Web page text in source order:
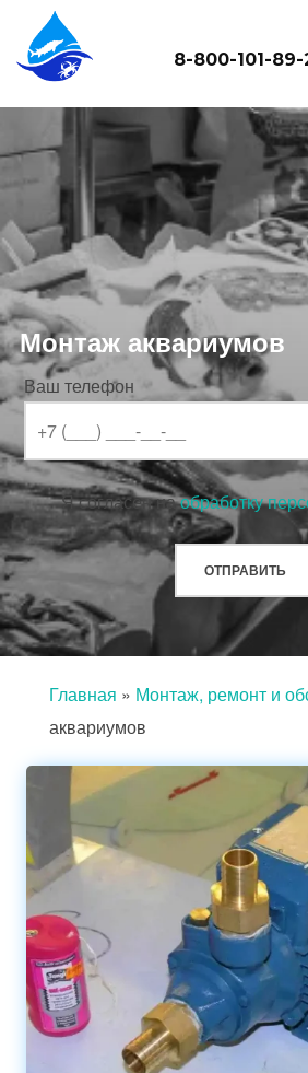
8-800-101-89-
Монтаж аквариумов
Ваш телефон
Я согласен наобработку
Главная » Монтаж, ремонт и
аквариумов